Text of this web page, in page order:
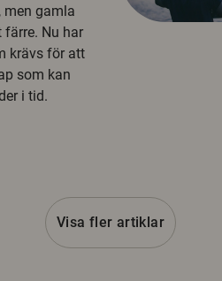
men gamla
Nu har
krävs för att
som kan
i tid.
Visa fler artiklar